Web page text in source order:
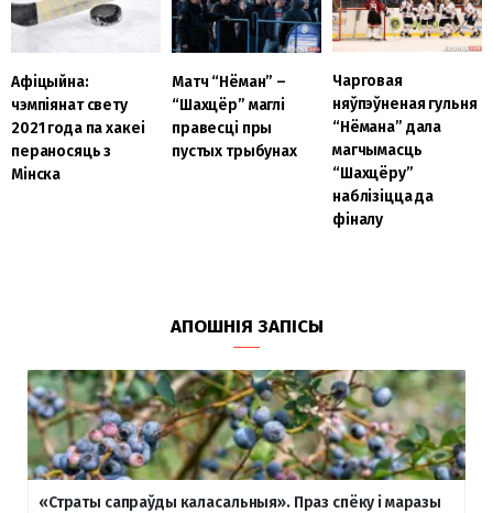
Афіцыйна:
чэмпіянат свету
2021 года па хакеі
пераносяць з
Мінска
Матч “Нёман” –
“Шахцёр” маглі
правесці пры
пустых трыбунах
Чарговая
няўпэўненая гульня
“Нёмана” дала
магчымасць
“Шахцёру”
наблізіцца да
фіналу
АПОШНІЯ ЗАПІСЫ
«Страты сапраўды каласальныя». Праз спёку і маразы